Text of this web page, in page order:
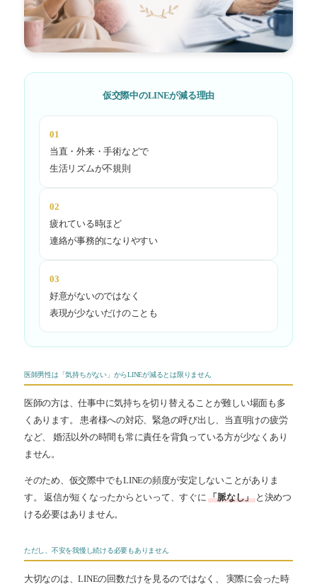
仮交際中のLINEが減る理由
01
当直・外来・手術などで
生活リズムが不規則
02
疲れている時ほど
連絡が事務的になりやすい
03
好意がないのではなく
表現が少ないだけのことも
医師男性は「気持ちがない」からLINEが減るとは限りません
医師の方は、仕事中に気持ちを切り替えることが難しい場面も多
くあります。 患者様への対応、緊急の呼び出し、当直明けの疲労
など、 婚活以外の時間も常に責任を背負っている方が少なくあり
ません。
そのため、仮交際中でもLINEの頻度が安定しないことがありま
す。 返信が短くなったからといって、すぐに「脈なし」と決めつ
ける必要はありません。
ただし、不安を我慢し続ける必要もありません
大切なのは、LINEの回数だけを見るのではなく、 実際に会った時